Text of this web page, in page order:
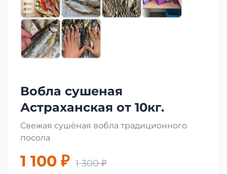
Вобла сушеная
Астраханская от 10кг.
Свежая сушёная вобла традиционного
посола
1 100 ₽ 1 300 ₽